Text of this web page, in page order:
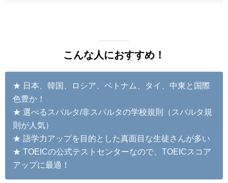
こんな人におすすめ！
★ 日本、韓国、ロシア、ベトナム、タイ、中東と国際
色豊か！
★ 選べるスパルタ/非スパルタの学校規則（スパルタ規
則が人気）
★ 語学力アップを目的とした真面目な生徒さんが多い
★ TOEICの公式テストセンターなので、TOEICスコア
アップに最適！